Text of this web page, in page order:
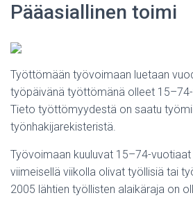
Pääasiallinen toimi
Työttömään työvoimaan luetaan
työpäivänä työttömänä olleet
Tieto työttömyydestä on saatu
työnhakijarekisteristä.
Työvoimaan kuuluvat 15–74-
viimeisellä viikolla olivat työllisiä tai
2005 lähtien työllisten alaikäraja on